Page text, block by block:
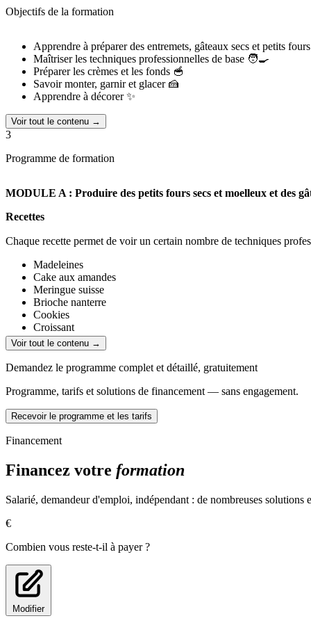
🔷 Maîtriser les techniques professionnelles de base
🔷 Préparer les crèmes et les fonds
🔷 Apprendre à décorer
Débouchés: En tant que titulaire du CAP, accès direct à l’emploi
personnel de vente, participant ainsi à la commercialisation. Il peut
🚀 Transformez votre passion en métier avec MASSÉNA
Objectifs de la formation
Apprendre à préparer des entremets, gâteaux secs et petits
Maîtriser les techniques professionnelles de base 🧑‍🍳
Préparer les crèmes et les fonds 🥣
Savoir monter, garnir et glacer 🍰
Apprendre à décorer ✨
Voir tout le contenu →
3
Programme de formation
MODULE A : Produire des petits fours secs et moelleux et des
Recettes
Chaque recette permet de voir un certain nombre de techniques
Madeleines
Cake aux amandes
Meringue suisse
Brioche nanterre
Cookies
Croissant
Rocher coco
Techniques supplémentaires
Pâte à crêpes
Sauce chocolat, caramel, coulis de fruits rouges, marmelade
Compétences visées
Approvisionnement et stockage
Élaboration de produits finis ou
MODULE B : Produire des entremets et petits gâteaux
Recettes
Chaque recette permet de voir un certain nombre de techniques
Tarte normande
Tarte citron meringuée
Saint-Honoré
Galette des rois et des reines 👸🏼
Fraisier
Voir tout le contenu →
Demandez le programme complet et détaillé, gratuitement
Programme, tarifs et solutions de financement — sans engagement.
Recevoir le programme et les tarifs
Financement
Financez votre formation
Salarié, demandeur d'emploi, indépendant : de nombreuses
€
Combien vous reste-t-il à payer ?
Modifier